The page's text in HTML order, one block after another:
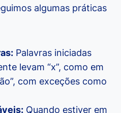
algumas práticas
Palavras iniciadas
levam “x”, como em
com exceções como
Quando estiver em